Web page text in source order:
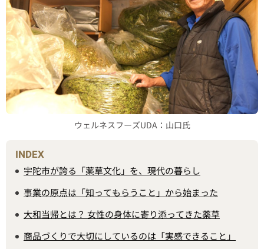
ウェルネスフーズUDA：山口氏
INDEX
宇陀市が誇る「薬草文化」を、現代の暮らし
事業の原点は「知ってもらうこと」から始まった
大和当帰とは？ 女性の身体に寄り添ってきた薬草
商品づくりで大切にしているのは「実感できること」